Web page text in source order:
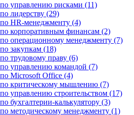
управлению рисками (11)
лидерству (29)
HR-менеджменту (4)
корпоративным финансам (2)
операционному менеджменту (7)
закупкам (18)
трудовому праву (6)
управлению командой (7)
Microsoft Office (4)
критическому мышлению (7)
управлению строительством (17)
бухгалтерии-калькулятору (3)
методическому менеджменту (1)